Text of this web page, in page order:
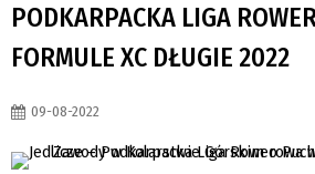
PODKARPACKA LIGA
FORMULE XC DŁUGIE 2022
09-08-2022